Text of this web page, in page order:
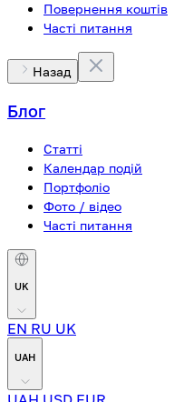
Повернення коштів
Часті питання
Назад
Блог
Статті
Календар подій
Портфоліо
Фото / відео
Часті питання
UK
EN RU UK
UAH